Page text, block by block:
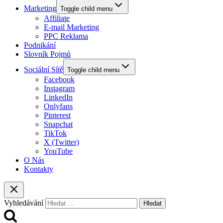
Marketing Toggle child menu
Affiliate
E-mail Marketing
PPC Reklama
Podnikání
Slovník Pojmů
Sociální Sítě Toggle child menu
Facebook
Instagram
LinkedIn
Onlyfans
Pinterest
Snapchat
TikTok
X (Twitter)
YouTube
O Nás
Kontakty
Vyhledávání